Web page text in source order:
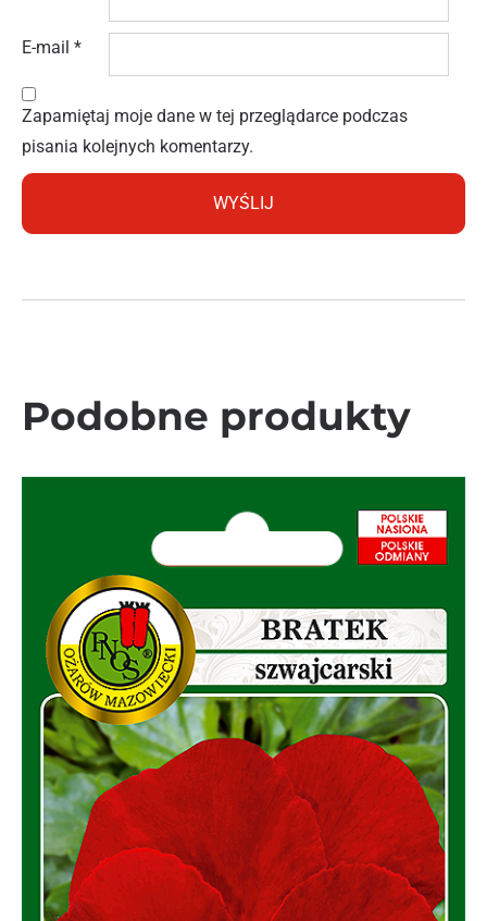
E-mail *
Zapamiętaj moje dane w tej przeglądarce podczas
pisania kolejnych komentarzy.
Podobne produkty